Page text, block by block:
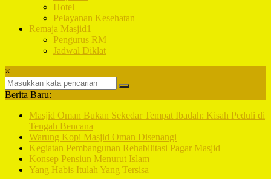
Hotel
Pelayanan Kesehatan
Remaja Masjid1
Pengurus RM
Jadwal Diklat
×
Berita Baru:
Masjid Oman Bukan Sekedar Tempat Ibadah: Kisah Peduli di
Tengah Bencana
Warung Kopi Masjid Oman Disenangi
Kegiatan Pembangunan Rehabilitasi Pagar Masjid
Konsep Pensiun Menurut Islam
Yang Habis Itulah Yang Tersisa